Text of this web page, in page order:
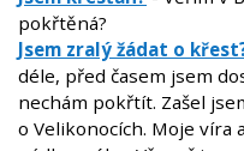
pokřtěná?
Jsem zralý žádat o
déle, před časem jsem
nechám pokřtít. Zašel
o Velikonocích. Moje víra